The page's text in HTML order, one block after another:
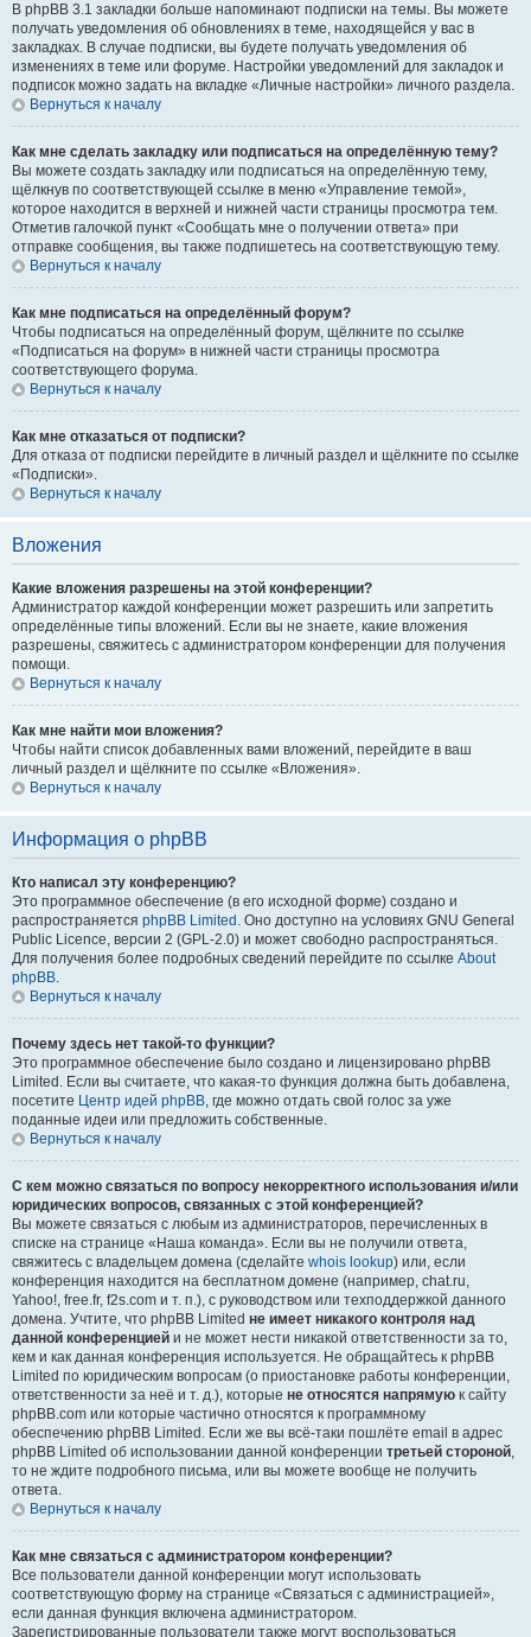
В phpBB 3.1 закладки больше напоминают подписки на темы. Вы можете
получать уведомления об обновлениях в теме, находящейся у вас в
закладках. В случае подписки, вы будете получать уведомления об
изменениях в теме или форуме. Настройки уведомлений для закладок и
подписок можно задать на вкладке «Личные настройки» личного раздела.
Вернуться к началу
Как мне сделать закладку или подписаться на определённую тему?
Вы можете создать закладку или подписаться на определённую тему,
щёлкнув по соответствующей ссылке в меню «Управление темой»,
которое находится в верхней и нижней части страницы просмотра тем.
Отметив галочкой пункт «Сообщать мне о получении ответа» при
отправке сообщения, вы также подпишетесь на соответствующую тему.
Вернуться к началу
Как мне подписаться на определённый форум?
Чтобы подписаться на определённый форум, щёлкните по ссылке
«Подписаться на форум» в нижней части страницы просмотра
соответствующего форума.
Вернуться к началу
Как мне отказаться от подписки?
Для отказа от подписки перейдите в личный раздел и щёлкните по ссылке
«Подписки».
Вернуться к началу
Вложения
Какие вложения разрешены на этой конференции?
Администратор каждой конференции может разрешить или запретить
определённые типы вложений. Если вы не знаете, какие вложения
разрешены, свяжитесь с администратором конференции для получения
помощи.
Вернуться к началу
Как мне найти мои вложения?
Чтобы найти список добавленных вами вложений, перейдите в ваш
личный раздел и щёлкните по ссылке «Вложения».
Вернуться к началу
Информация о phpBB
Кто написал эту конференцию?
Это программное обеспечение (в его исходной форме) создано и
распространяется phpBB Limited . Оно доступно на условиях GNU General
Public Licence, версии 2 (GPL-2.0) и может свободно распространяться.
Для получения более подробных сведений перейдите по ссылке About
phpBB.
Вернуться к началу
Почему здесь нет такой-то функции?
Это программное обеспечение было создано и лицензировано phpBB
Limited. Если вы считаете, что какая-то функция должна быть добавлена,
посетите Центр идей phpBB, где можно отдать свой голос за уже
поданные идеи или предложить собственные.
Вернуться к началу
С кем можно связаться по вопросу некорректного использования и/или
юридических вопросов, связанных с этой конференцией?
Вы можете связаться с любым из администраторов, перечисленных в
списке на странице «Наша команда». Если вы не получили ответа,
свяжитесь с владельцем домена (сделайте whois lookup) или, если
конференция находится на бесплатном домене (например, chat.ru,
Yahoo!, free.fr, f2s.com и т. п.), с руководством или техподдержкой данного
домена. Учтите, что phpBB Limited не имеет никакого контроля над
данной конференцией и не может нести никакой ответственности за то,
кем и как данная конференция используется. Не обращайтесь к phpBB
Limited по юридическим вопросам (о приостановке работы конференции,
ответственности за неё и т. д.), которые не относятся напрямую к сайту
phpBB.com или которые частично относятся к программному
обеспечению phpBB Limited. Если же вы всё-таки пошлёте email в адрес
phpBB Limited об использовании данной конференции третьей стороной,
то не ждите подробного письма, или вы можете вообще не получить
ответа.
Вернуться к началу
Как мне связаться с администратором конференции?
Все пользователи данной конференции могут использовать
соответствующую форму на странице «Связаться с администрацией»,
если данная функция включена администратором.
Зарегистрированные пользователи также могут воспользоваться